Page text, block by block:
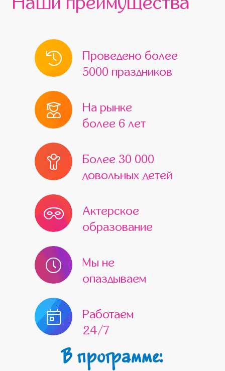
Проведено более
5000 праздников
На рынке
более 6 лет
Более 30 000
довольных детей
Актерское
образование
Мы не
опаздываем
Работаем
24/7
В программе: